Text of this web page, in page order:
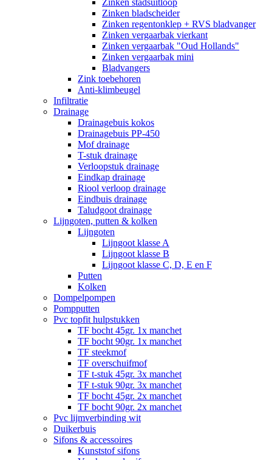
Zinken stadsuitloop
Zinken bladscheider
Zinken regentonklep + RVS bladvanger
Zinken vergaarbak vierkant
Zinken vergaarbak "Oud Hollands"
Zinken vergaarbak mini
Bladvangers
Zink toebehoren
Anti-klimbeugel
Infiltratie
Drainage
Drainagebuis kokos
Drainagebuis PP-450
Mof drainage
T-stuk drainage
Verloopstuk drainage
Eindkap drainage
Riool verloop drainage
Eindbuis drainage
Taludgoot drainage
Lijngoten, putten & kolken
Lijngoten
Lijngoot klasse A
Lijngoot klasse B
Lijngoot klasse C, D, E en F
Putten
Kolken
Dompelpompen
Pompputten
Pvc topfit hulpstukken
TF bocht 45gr. 1x manchet
TF bocht 90gr. 1x manchet
TF steekmof
TF overschuifmof
TF t-stuk 45gr. 3x manchet
TF t-stuk 90gr. 3x manchet
TF bocht 45gr. 2x manchet
TF bocht 90gr. 2x manchet
Pvc lijmverbinding wit
Duikerbuis
Sifons & accessoires
Kunststof sifons